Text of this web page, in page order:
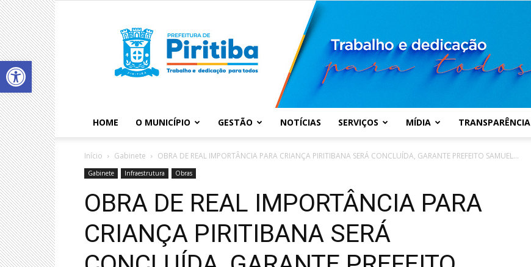
Abrir a barra de ferramentas
HOME O MUNICÍPIO GESTÃO NOTÍCIAS SERVIÇOS MÍDIA TRANSPARÊNCIA
Início Gabinete OBRA DE REAL IMPORTÂNCIA PARA CRIANÇA PIRITIBANA SERÁ CONCLUÍDA, GARANTE PREFEITO SAMUEL...
Gabinete Infraestrutura Obras
OBRA DE REAL IMPORTÂNCIA PARA
CRIANÇA PIRITIBANA SERÁ